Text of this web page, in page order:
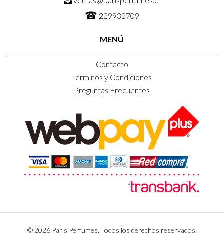
☎ 229932709
MENÚ
Contacto
Terminos y Condiciones
Preguntas Frecuentes
© 2026 Paris Perfumes. Todos los derechos reservados.